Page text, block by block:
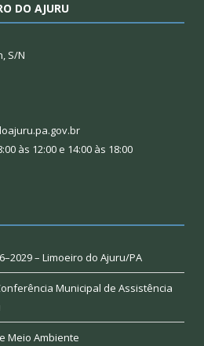
DO AJURU
S/N
às 12:00 e 14:00 às 18:00
– Limoeiro do Ajuru/PA
Municipal de Assistência
Meio Ambiente